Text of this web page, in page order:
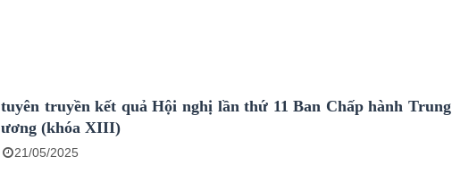
tuyên truyền kết quả Hội nghị lần thứ 11 Ban Chấp hành Trung
ương (khóa XIII)
21/05/2025